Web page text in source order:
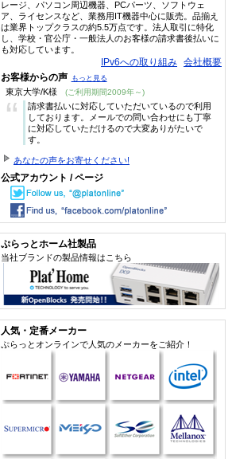
レージ、パソコン周辺機器、PCパーツ、ソフトウェ
ア、ライセンスなど、業務用IT機器中心に販売。品揃え
は業界トップクラスの約5.5万点です。法人取引に特化
し、学校・官公庁・一般法人のお客様の請求書後払いに
も対応しています。
IPv6への取り組み 会社概要
お客様からの声 もっと見る
東京大学/K様 (ご利用期間2009年～)
“
請求書払いに対応していただいているので利用
しております。メールでの問い合わせにも丁寧
に対応していただけるので大変ありがたいで
す。
あなたの声をお寄せください!
公式アカウント / ページ
ぷらっとホーム社製品
当社ブランドの製品情報はこちら
人気・定番メーカー
ぷらっとオンラインで人気のメーカーをご紹介！